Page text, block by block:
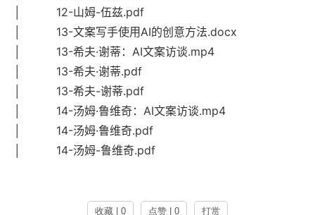
│ 12-山姆-伍兹.pdf
│ 13-文案写手使用AI的创意方法.docx
│ 13-希夫·谢蒂：AI文案访谈.mp4
│ 13-希夫·谢蒂.pdf
│ 13-希夫-谢蒂.pdf
│ 14-汤姆·鲁维奇：AI文案访谈.mp4
│ 14-汤姆·鲁维奇.pdf
│ 14-汤姆-鲁维奇.pdf
收藏 | 0 点赞 | 0 打赏